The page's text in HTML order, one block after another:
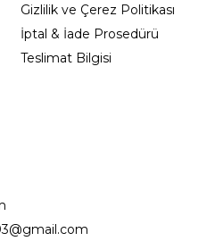
Gizlilik ve Çerez Politikası
İptal & İade Prosedürü
Teslimat Bilgisi